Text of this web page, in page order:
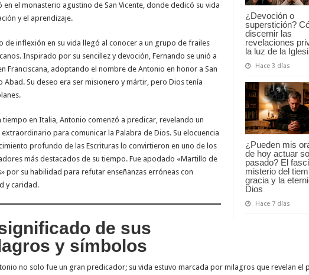
¿Devoción o
superstición?
discernir las
revelaciones
la luz de la
Hace 3 días
¿Pueden mis
de hoy actuar
pasado? El
misterio del
gracia y la
Dios
Hace 7 días
en el monasterio agustino de San Vicente, donde dedicó su vida
y el aprendizaje.
de inflexión en su vida llegó al conocer a un grupo de frailes
Inspirado por su sencillez y devoción, Fernando se unió a
Franciscana, adoptando el nombre de Antonio en honor a San
Abad. Su deseo era ser misionero y mártir, pero Dios tenía
tiempo en Italia, Antonio comenzó a predicar, revelando un
para comunicar la Palabra de Dios. Su elocuencia
profundo de las Escrituras lo convirtieron en uno de los
más destacados de su tiempo. Fue apodado «Martillo de
por su habilidad para refutar enseñanzas erróneas con
y caridad.
de sus
y símbolos
no solo fue un gran predicador; su vida estuvo marcada por milagros que revelan el